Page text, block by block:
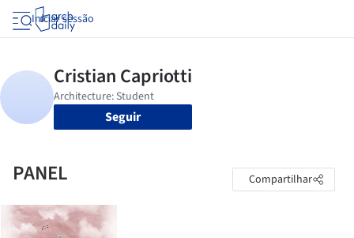
Iniciar sessão
Seguir
PANEL Compartilhar